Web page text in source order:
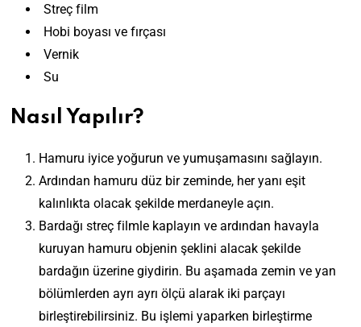
Streç film
Hobi boyası ve fırçası
Vernik
Su
Nasıl Yapılır?
Hamuru iyice yoğurun ve yumuşamasını sağlayın.
Ardından hamuru düz bir zeminde, her yanı eşit
kalınlıkta olacak şekilde merdaneyle açın.
Bardağı streç filmle kaplayın ve ardından havayla
kuruyan hamuru objenin şeklini alacak şekilde
bardağın üzerine giydirin. Bu aşamada zemin ve yan
bölümlerden ayrı ayrı ölçü alarak iki parçayı
birleştirebilirsiniz. Bu işlemi yaparken birleştirme